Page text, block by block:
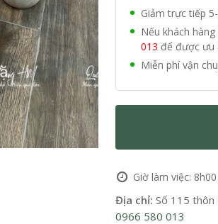
Giảm trực tiếp
Nếu khách
013 để được ưu
Miễn phí vận
Giờ làm việc:
Địa chỉ: Số 115 thôn
0966 580 013